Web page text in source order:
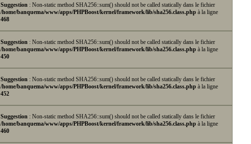
Suggestion : Non-static method SHA256::sum() should not be called statically dans le fichier
/home/banquema/www/apps/PHPBoost/kernel/framework/lib/sha256.class.php à la ligne
468
Suggestion : Non-static method SHA256::sum() should not be called statically dans le fichier
/home/banquema/www/apps/PHPBoost/kernel/framework/lib/sha256.class.php à la ligne
450
Suggestion : Non-static method SHA256::sum() should not be called statically dans le fichier
/home/banquema/www/apps/PHPBoost/kernel/framework/lib/sha256.class.php à la ligne
452
Suggestion : Non-static method SHA256::sum() should not be called statically dans le fichier
/home/banquema/www/apps/PHPBoost/kernel/framework/lib/sha256.class.php à la ligne
460